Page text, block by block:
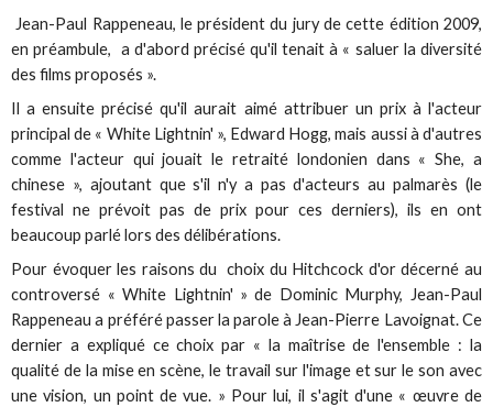
Jean-Paul Rappeneau, le président du jury de cette édition 2009,
en préambule, a d'abord précisé qu'il tenait à « saluer la diversité
des films proposés ».
Il a ensuite précisé qu'il aurait aimé attribuer un prix à l'acteur
principal de « White Lightnin' », Edward Hogg, mais aussi à d'autres
comme l'acteur qui jouait le retraité londonien dans « She, a
chinese », ajoutant que s'il n'y a pas d'acteurs au palmarès (le
festival ne prévoit pas de prix pour ces derniers), ils en ont
beaucoup parlé lors des délibérations.
Pour évoquer les raisons du choix du Hitchcock d'or décerné au
controversé « White Lightnin' » de Dominic Murphy, Jean-Paul
Rappeneau a préféré passer la parole à Jean-Pierre Lavoignat. Ce
dernier a expliqué ce choix par « la maîtrise de l'ensemble : la
qualité de la mise en scène, le travail sur l'image et sur le son avec
une vision, un point de vue. » Pour lui, il s'agit d'une « œuvre de